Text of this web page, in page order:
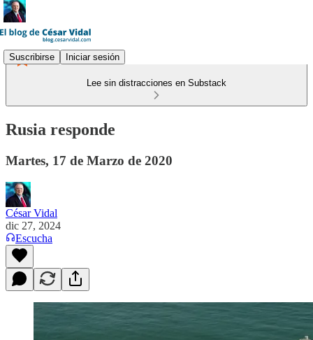
Suscribirse Iniciar sesión
Lee sin distracciones en Substack
Rusia responde
Martes, 17 de Marzo de 2020
César Vidal
dic 27, 2024
Escucha